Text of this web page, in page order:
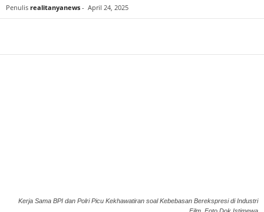
Penulis realitanyanews - April 24, 2025
Kerja Sama BPI dan Polri Picu Kekhawatiran soal Kebebasan Berekspresi di Industri